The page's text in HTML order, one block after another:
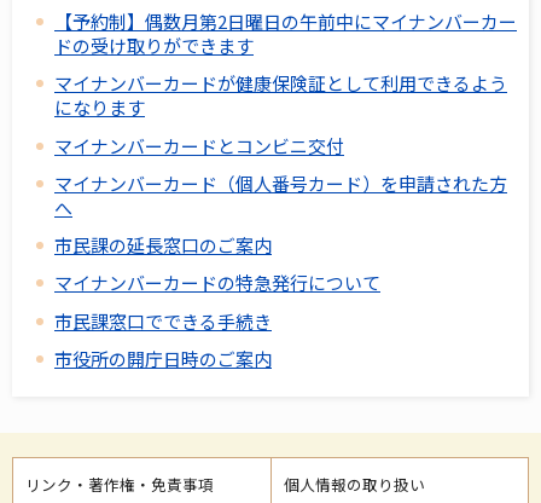
【予約制】偶数月第2日曜日の午前中にマイナンバーカー
ドの受け取りができます
マイナンバーカードが健康保険証として利用できるよう
になります
マイナンバーカードとコンビニ交付
マイナンバーカード（個人番号カード）を申請された方
へ
市民課の延長窓口のご案内
マイナンバーカードの特急発行について
市民課窓口でできる手続き
市役所の開庁日時のご案内
リンク・著作権・免責事項 個人情報の取り扱い